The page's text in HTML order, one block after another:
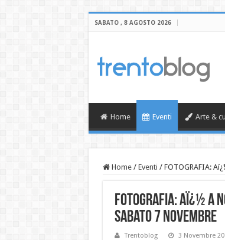
SABATO , 8 AGOSTO 2026
Home Eventi Arte &
Home / Eventi / FOTOGRAFIA:
FOTOGRAFIA: Aï¿½
Sabato 7 novembre
Trentoblog 3 Novembre